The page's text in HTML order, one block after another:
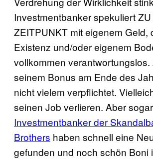
Investmentbanker spekuliert
ZEITPUNKT mit eigenem Geld,
Existenz und/oder eigenem
vollkommen
seinem Bonus am Ende des
nicht vielem verpflichtet.
seinen Job verlieren. Aber
Investmentbanker der
Brothers haben schnell eine
gefunden und noch schön Boni